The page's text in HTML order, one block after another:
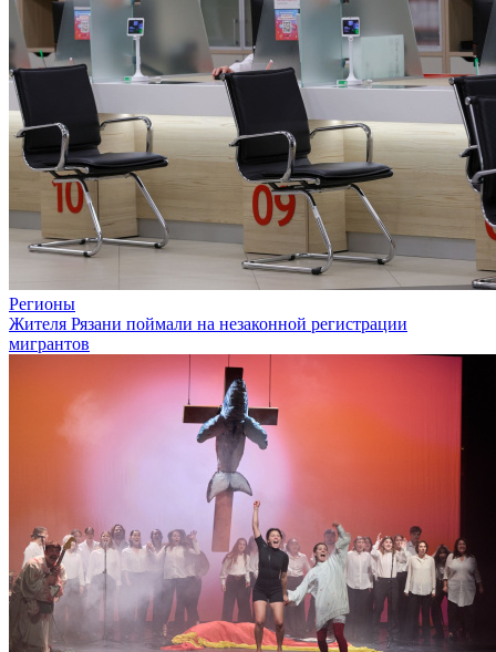
Регионы
Жителя Рязани поймали на незаконной регистрации
мигрантов